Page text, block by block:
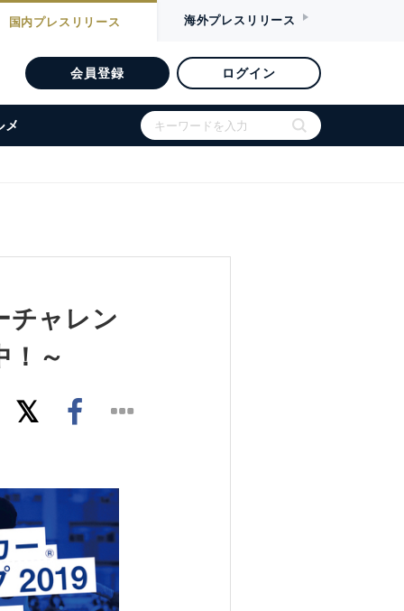
国内プレスリリース 海外プレスリリース
会員登録 ログイン
メ
チャレン
！～